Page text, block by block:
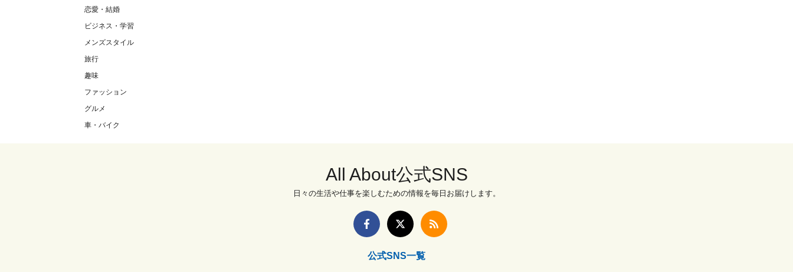
恋愛・結婚
ビジネス・学習
メンズスタイル
旅行
趣味
ファッション
グルメ
車・バイク
All About公式SNS
日々の生活や仕事を楽しむための情報を毎日お届けします。
公式SNS一覧